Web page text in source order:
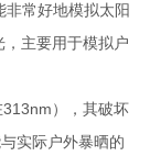
非常好地模拟太阳
主要用于模拟户
313nm），其破坏
实际户外暴晒的